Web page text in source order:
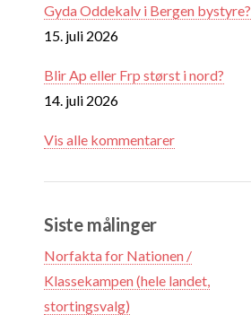
Gyda Oddekalv i Bergen bystyre?
15. juli 2026
Blir Ap eller Frp størst i nord?
14. juli 2026
Vis alle kommentarer
Siste målinger
Norfakta for Nationen /
Klassekampen (hele landet,
stortingsvalg)